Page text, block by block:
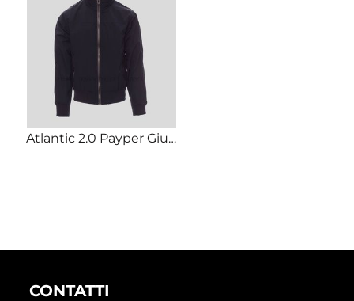
Atlantic 2.0 Payper Giubbino non imbottito 100% nylon 105g/m2
CONTATTI